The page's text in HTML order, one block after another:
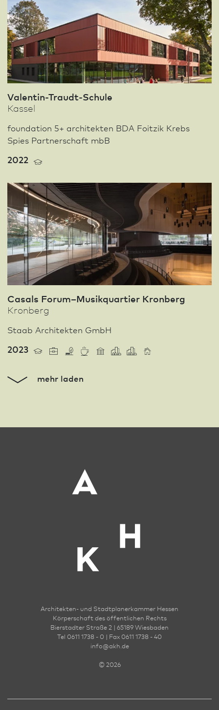
Valentin-Traudt-Schule
Kassel
foundation 5+ architekten BDA Foitzik Krebs
Spies Partnerschaft mbB
2022
Casals Forum–Musikquartier Kronberg
Kronberg
Staab Architekten GmbH
2023
mehr laden
Architekten- und Stadt­planer­kammer Hessen
Körperschaft des öffentlichen Rechts
Bierstadter Straße 2 | 65189 Wies­ba­den
Tel 0611 1738 - 0 | Fax 0611 1738 - 40
info@akh.de
© 2026